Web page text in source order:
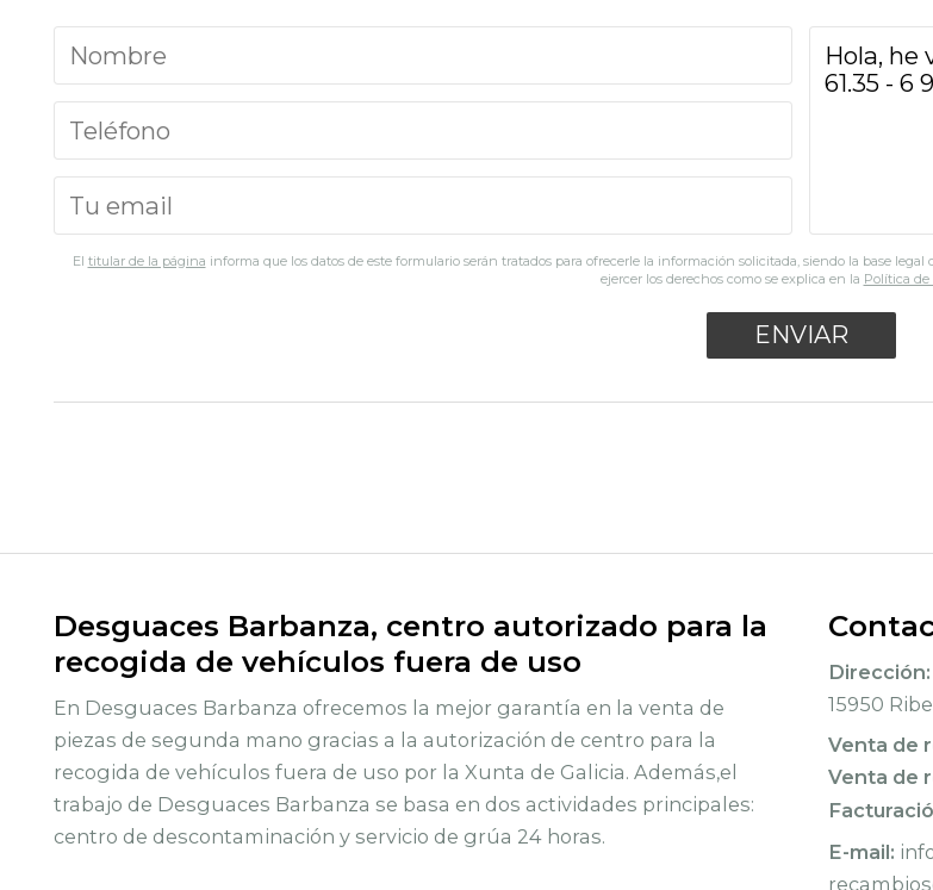
El titular de la página informa que los datos de este formulario serán tratados para ofrecerle la información solicitada, siendo la base
ejercer los derechos como se explica en la Política
Desguaces Barbanza, centro autorizado para la
recogida de vehículos fuera de uso
En Desguaces Barbanza ofrecemos la mejor garantía en la venta de
piezas de segunda mano gracias a la autorización de centro para la
recogida de vehículos fuera de uso por la Xunta de Galicia. Además,el
trabajo de Desguaces Barbanza se basa en dos actividades principales:
centro de descontaminación y servicio de grúa 24 horas.
Dirección:
15950
Venta de
Venta de
E-mail: